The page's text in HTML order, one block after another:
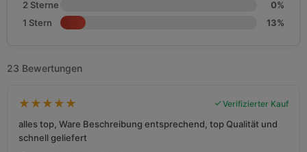
2 Sterne
0%
1 Stern
13%
23 Bewertungen
★ ★ ★ ★ ★ Verifizierter Kauf
alles top, Ware Beschreibung entsprechend, top Qualität und
schnell geliefert